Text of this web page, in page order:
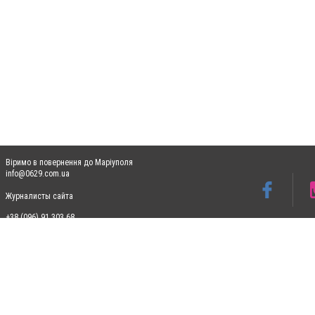
Віримо в повернення до Маріуполя
info@0629.com.ua
Журналисты сайта
+38 (096) 91 303 68